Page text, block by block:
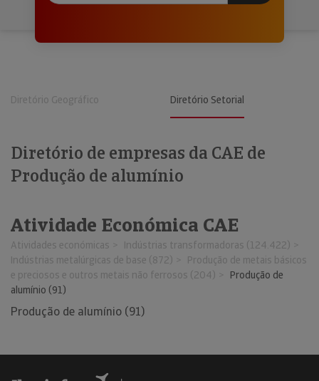
Diretório Geográfico Diretório Setorial
Diretório de empresas da CAE de
Produção de alumínio
Atividade Económica CAE
Atividades económicas
Indústrias transformadoras (124.422)
Indústrias metalúrgicas de base (872)
Produção de metais básicos
e preciosos e outros metais não ferrosos (204)
Produção de
alumínio (91)
Produção de alumínio (91)